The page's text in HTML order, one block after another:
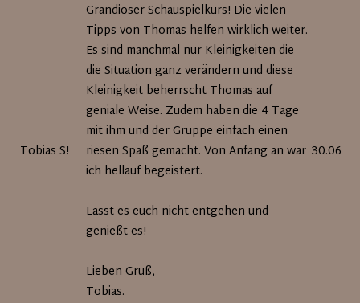
Tobias S!
Grandioser Schauspielkurs! Die vielen
Tipps von Thomas helfen wirklich weiter.
Es sind manchmal nur Kleinigkeiten die
die Situation ganz verändern und diese
Kleinigkeit beherrscht Thomas auf
geniale Weise. Zudem haben die 4 Tage
mit ihm und der Gruppe einfach einen
riesen Spaß gemacht. Von Anfang an war
ich hellauf begeistert.
Lasst es euch nicht entgehen und
genießt es!
Lieben Gruß,
Tobias.